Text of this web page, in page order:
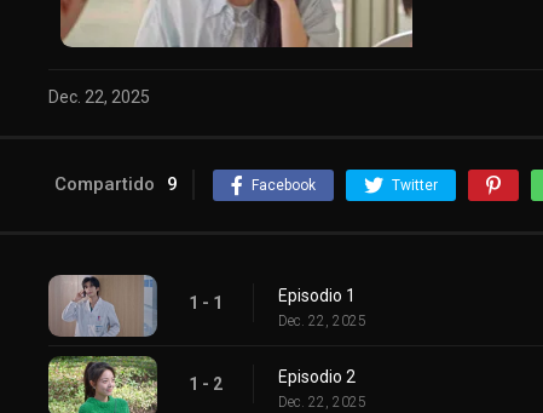
Dec. 22, 2025
Compartido 9 Facebook Twitter
1 - 1 Episodio 1
Dec. 22, 2025
1 - 2 Episodio 2
Dec. 22, 2025